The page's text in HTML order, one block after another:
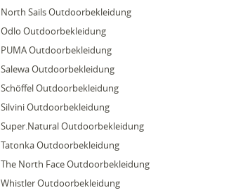
North Sails Outdoorbekleidung
Odlo Outdoorbekleidung
PUMA Outdoorbekleidung
Salewa Outdoorbekleidung
Schöffel Outdoorbekleidung
Silvini Outdoorbekleidung
Super.Natural Outdoorbekleidung
Tatonka Outdoorbekleidung
The North Face Outdoorbekleidung
Whistler Outdoorbekleidung